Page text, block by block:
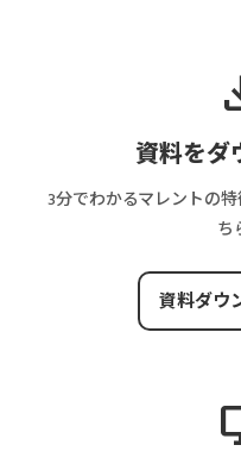
資料をダ
3分でわかるマレントの
ち
資料ダウ